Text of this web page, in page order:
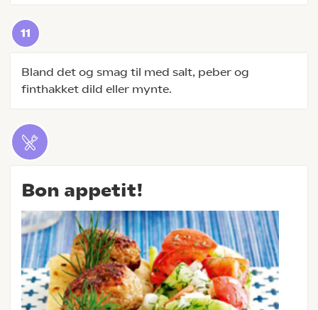
Bland det og smag til med salt, peber og
finthakket dild eller mynte.
Bon appetit!